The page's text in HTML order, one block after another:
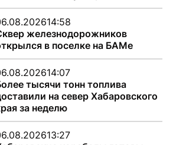
14:58
железнодорожников
в поселке на БАМе
14:07
тысячи тонн топлива
на север Хабаровского
за неделю
13:27